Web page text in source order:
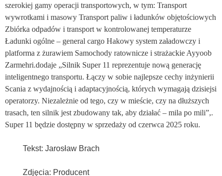
szerokiej gamy operacji transportowych, w tym: Transport
wywrotkami i masowy Transport paliw i ładunków objętościowych
Zbiórka odpadów i transport w kontrolowanej temperaturze
Ładunki ogólne – general cargo Hakowy system załadowczy i
platforma z żurawiem Samochody ratownicze i strażackie Ayyoob
Zarmehri.dodaje „Silnik Super 11 reprezentuje nową generację
inteligentnego transportu. Łączy w sobie najlepsze cechy inżynierii
Scania z wydajnością i adaptacyjnością, których wymagają dzisiejsi
operatorzy. Niezależnie od tego, czy w mieście, czy na dłuższych
trasach, ten silnik jest zbudowany tak, aby działać – mila po mili”,.
Super 11 będzie dostępny w sprzedaży od czerwca 2025 roku.
Tekst: Jarosław Brach
Zdjęcia: Producent